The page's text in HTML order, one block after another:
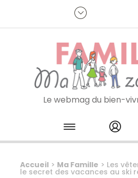
Je m'inscris à la
Le webmag du bien-
Skip to
Accueil > Ma Famille > Les
le secret des vacances au ski
Panneau de gestion des cookies